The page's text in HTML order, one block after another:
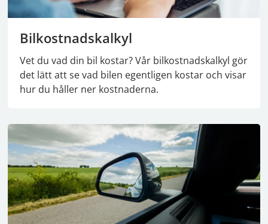
Bilkostnadskalkyl
Vet du vad din bil kostar? Vår bilkostnadskalkyl gör
det lätt att se vad bilen egentligen kostar och visar
hur du håller ner kostnaderna.